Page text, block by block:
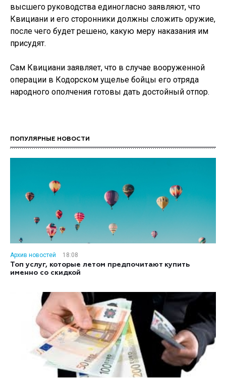
высшего руководства единогласно заявляют, что
Квициани и его сторонники должны сложить оружие,
после чего будет решено, какую меру наказания им
присудят.
Сам Квициани заявляет, что в случае вооруженной
операции в Кодорском ущелье бойцы его отряда
народного ополчения готовы дать достойный отпор.
ПОПУЛЯРНЫЕ НОВОСТИ
Архив новостей
18:08
Топ услуг, которые летом предпочитают купить
именно со скидкой